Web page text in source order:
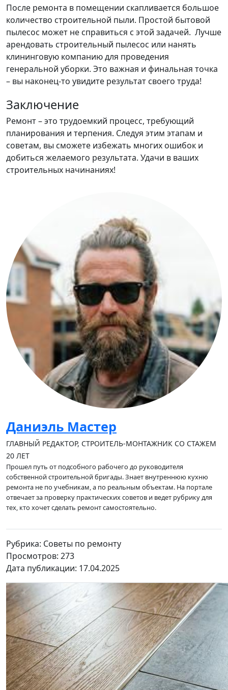
После ремонта в помещении скапливается большое
количество строительной пыли. Простой бытовой
пылесос может не справиться с этой задачей. Лучше
арендовать строительный пылесос или нанять
клининговую компанию для проведения
генеральной уборки. Это важная и финальная точка
– вы наконец-то увидите результат своего труда!
Заключение
Ремонт – это трудоемкий процесс, требующий
планирования и терпения. Следуя этим этапам и
советам, вы сможете избежать многих ошибок и
добиться желаемого результата. Удачи в ваших
строительных начинаниях!
Даниэль Мастер
ГЛАВНЫЙ РЕДАКТОР, СТРОИТЕЛЬ-МОНТАЖНИК СО СТАЖЕМ
20 ЛЕТ
Прошел путь от подсобного рабочего до руководителя
собственной строительной бригады. Знает внутреннюю кухню
ремонта не по учебникам, а по реальным объектам. На портале
отвечает за проверку практических советов и ведет рубрику для
тех, кто хочет сделать ремонт самостоятельно.
Рубрика: Советы по ремонту
Просмотров: 273
Дата публикации: 17.04.2025